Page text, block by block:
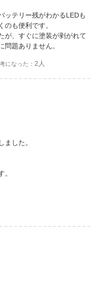
ッテリー残がわかるLEDも
も便利です。
が、すぐに塗装が剥がれて
問題ありません。
になった： 2人
ました。